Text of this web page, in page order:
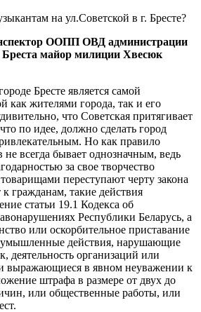
ООПП ОВД администрации
Бреста майор милиции Хвесюк
Бресте является самой
как жителями города, так и его
что Советская притягивает
по идее, должно сделать город
Но как правило
всегда бывает однозначным, ведь
за свое творчество
переступают черту закона
гражданам, такие действия
статьи 19.1 Кодекса об
Республики Беларусь, а
или оскорбительное приставание
умышленные действия, нарушающие
деятельность организаций или
выражающиеся в явном неуважении к
штрафа в размере от двух до
или общественные работы, или